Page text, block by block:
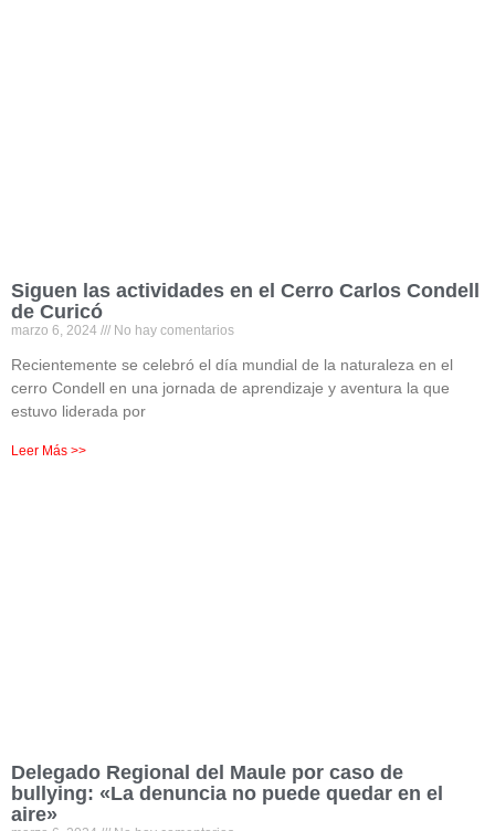
Siguen las actividades en el Cerro Carlos Condell
de Curicó
marzo 6, 2024 No hay comentarios
Recientemente se celebró el día mundial de la naturaleza en el
cerro Condell en una jornada de aprendizaje y aventura la que
estuvo liderada por
Leer Más >>
Delegado Regional del Maule por caso de
bullying: «La denuncia no puede quedar en el
aire»